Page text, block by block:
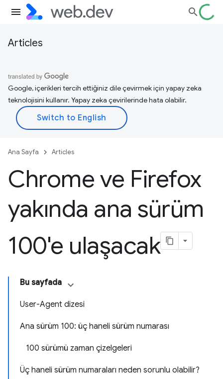
Articles
Google, içerikleri tercih ettiğiniz dile çevirmek için yapay zeka
teknolojisini kullanır. Yapay zeka çevirilerinde hata olabilir.
Ana Sayfa Articles
Chrome ve Firefox
yakında ana sürüm
100'e ulaşacak
Bu sayfada
User-Agent dizesi
Ana sürüm 100: üç haneli sürüm numarası
100 sürümü zaman çizelgeleri
Üç haneli sürüm numaraları neden sorunlu olabilir?